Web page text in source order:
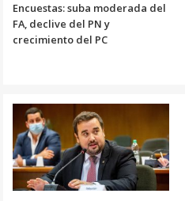
Encuestas: suba moderada del
FA, declive del PN y
crecimiento del PC